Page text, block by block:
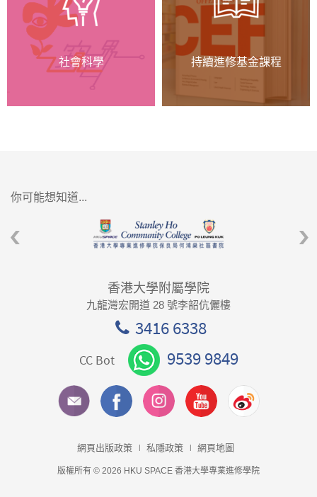
社會科學 持續進修基金課程
你可能想知道...
香港大學附屬學院
九龍灣宏開道 28 號李韶伉儷樓
3416 6338
CC Bot 9539 9849
網頁出版政策 私隱政策 網頁地圖
版權所有 © 2026 HKU SPACE 香港大學專業進修學院